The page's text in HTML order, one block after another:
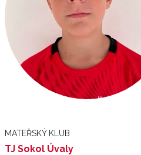
MATEŘSKÝ KLUB
TJ Sokol Úvaly